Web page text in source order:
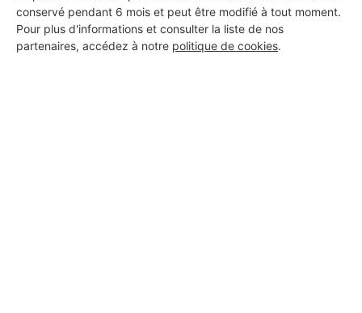
conservé pendant 6 mois et peut être modifié à tout moment.
Pour plus d'informations et consulter la liste de nos
partenaires, accédez à notre politique de cookies.